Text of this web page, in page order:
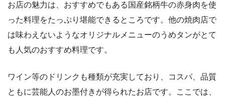
お店の魅力は、おすすめでもある国産銘柄牛の赤身肉を使
った料理をたっぷり堪能できるところです。他の焼肉店で
は味わえないようなオリジナルメニューのうめタンがとて
も人気のおすすめ料理です。
ワイン等のドリンクも種類が充実しており、コスパ、品質
ともに芸能人のお墨付きが得られたお店です。ここでは、